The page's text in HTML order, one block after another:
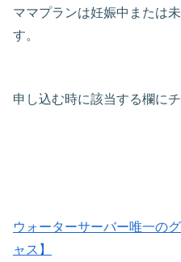
ママプランは妊娠中または
す。
申し込む時に該当する欄に
ウォーターサーバー唯一の
ャス】